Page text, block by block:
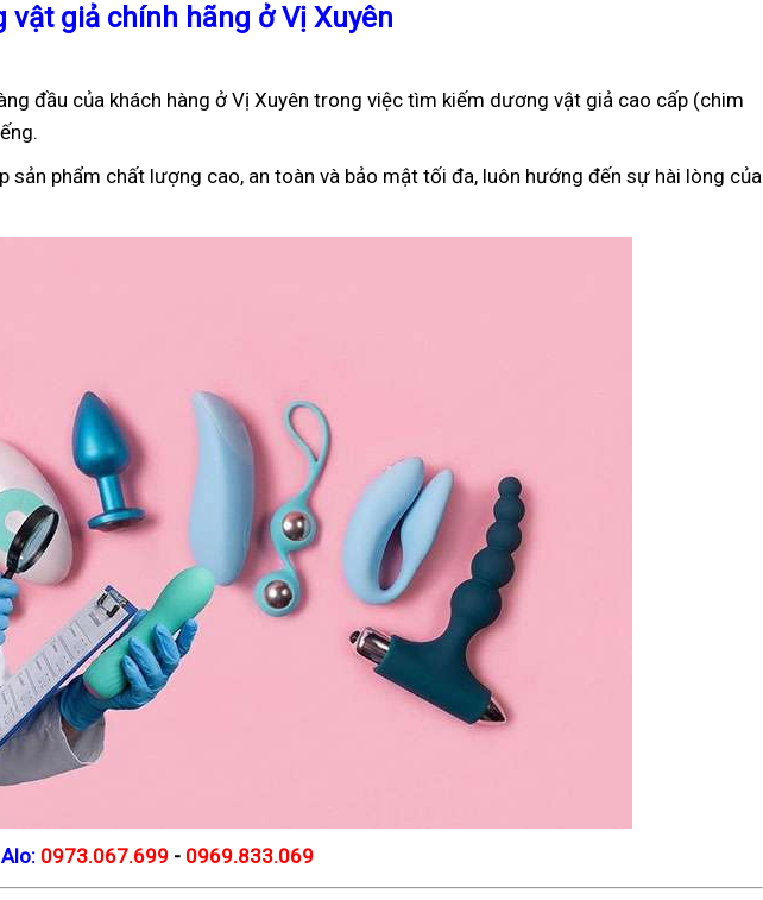
giả chính hãng ở Vị Xuyên
đầu của khách hàng ở Vị Xuyên trong việc tìm kiếm dương vật giả cao cấp (chim
sản phẩm chất lượng cao, an toàn và bảo mật tối đa, luôn hướng đến sự hài lòng của
Alo: 0973.067.699 - 0969.833.069